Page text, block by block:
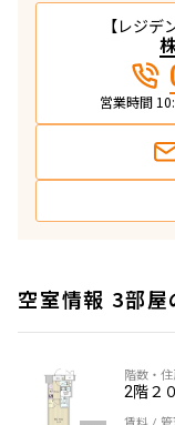
【レジデ
営業時間
空室情報 3部
2階２